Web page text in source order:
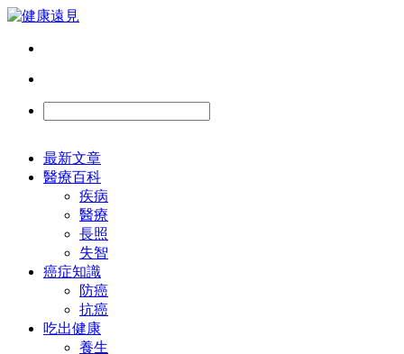
最新文章
醫療百科
疾病
醫療
長照
失智
癌症知識
防癌
抗癌
吃出健康
養生